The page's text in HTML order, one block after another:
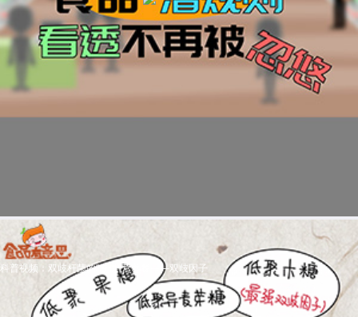
科普视频：双歧杆菌的“专供”营养餐——双歧因子